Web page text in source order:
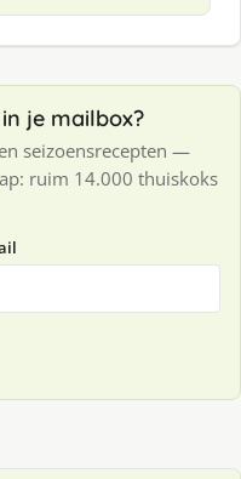
je mailbox?
seizoensrecepten —
ruim 14.000 thuiskoks